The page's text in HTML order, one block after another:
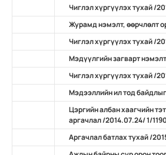
Чиглэл хүргүүлэх тухай /
Журамд нэмэлт, өөрчлөлт
Чиглэл хүргүүлэх тухай /
Мэдүүлгийн загварт
Чиглэл хүргүүлэх тухай /
Мэдээллийн ил тод
Цэргийн албан хаагчийн
аргачлал /2014.07.24/ 1/1190
Аргачлал батлах тухай /